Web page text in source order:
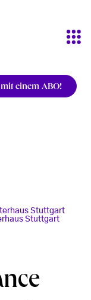
einem ABO!
Stuttgart
Stuttgart